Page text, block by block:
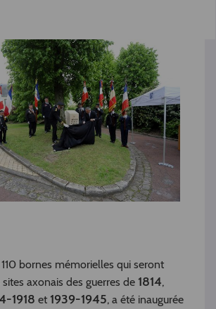
bornes mémorielles qui seront
axonais des guerres de 1814,
1918 et 1939-1945, a été inaugurée